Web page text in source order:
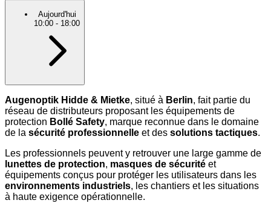
Aujourd'hui
10:00 - 18:00
Augenoptik Hidde & Mietke, situé à Berlin, fait partie du
réseau de distributeurs proposant les équipements de
protection Bollé Safety, marque reconnue dans le domaine
de la sécurité professionnelle et des solutions tactiques.
Les professionnels peuvent y retrouver une large gamme de
lunettes de protection, masques de sécurité et
équipements conçus pour protéger les utilisateurs dans les
environnements industriels, les chantiers et les situations
à haute exigence opérationnelle.